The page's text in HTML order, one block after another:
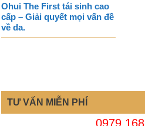
Ohui The First tái sinh cao
cấp – Giải quyết mọi vấn đề
về da.
TƯ VẤN MIỄN PHÍ
0979